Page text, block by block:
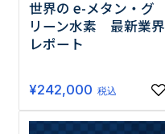
世界の e-メタン・グ
リーン水素 最新業界
レポート
¥242,000 税込